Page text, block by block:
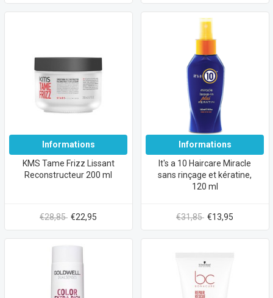
Informations
KMS Tame Frizz Lissant
Reconstructeur 200 ml
€28,85 €22,95
Informations
It's a 10 Haircare Miracle
sans rinçage et kératine,
120 ml
€31,85 €13,95